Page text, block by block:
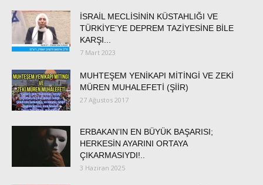
İSRAİL MECLİSİNİN KÜSTAHLIĞI VE
TÜRKİYE’YE DEPREM TAZİYESİNE BİLE
KARŞI...
7 Mart 2023
MUHTEŞEM YENİKAPI MİTİNGİ VE ZEKİ
MÜREN MUHALEFETİ (ŞİİR)
27 Ağustos 2017
ERBAKAN’IN EN BÜYÜK BAŞARISI;
HERKESİN AYARINI ORTAYA
ÇIKARMASIYDI!..
3 Haziran 2025